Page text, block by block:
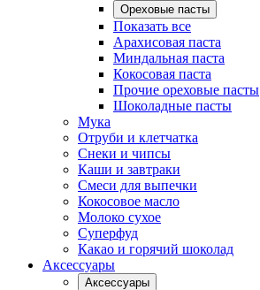
Ореховые пасты
Показать все
Арахисовая паста
Миндальная паста
Кокосовая паста
Прочие ореховые пасты
Шоколадные пасты
Мука
Отруби и клетчатка
Снеки и чипсы
Каши и завтраки
Смеси для выпечки
Кокосовое масло
Молоко сухое
Суперфуд
Какао и горячий шоколад
Аксессуары
Аксессуары